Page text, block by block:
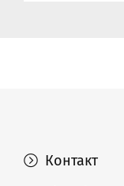
Контакт